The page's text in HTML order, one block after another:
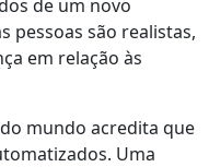
de um novo
pessoas são realistas,
em relação às
mundo acredita que
Uma